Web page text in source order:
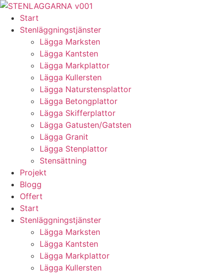
Skip
content
Start
Stenläggningstjänster
Lägga Marksten
Lägga Kantsten
Lägga Markplattor
Lägga Kullersten
Lägga Naturstensplattor
Lägga Betongplattor
Lägga Skifferplattor
Lägga Gatusten/Gatsten
Lägga Granit
Lägga Stenplattor
Stensättning
Projekt
Blogg
Offert
Start
Stenläggningstjänster
Lägga Marksten
Lägga Kantsten
Lägga Markplattor
Lägga Kullersten